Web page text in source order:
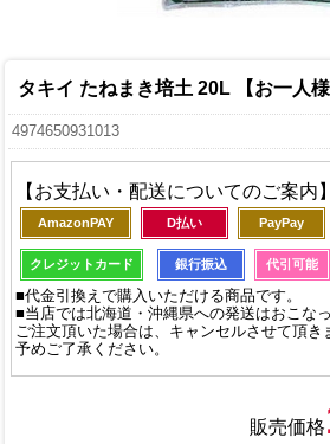
タキイ たねまき培土 20L 【お一人様
4974650931013
【お支払い・配送についてのご案内】
AmazonPAY D払い PayPay
クレジットカード 銀行振込 代引可能
■代金引換えで購入いただける商品です。
■当店では北海道・沖縄県への発送はおこな
ご注文頂いた場合は、キャンセルさせて頂き
予めご了承ください。
販売価格